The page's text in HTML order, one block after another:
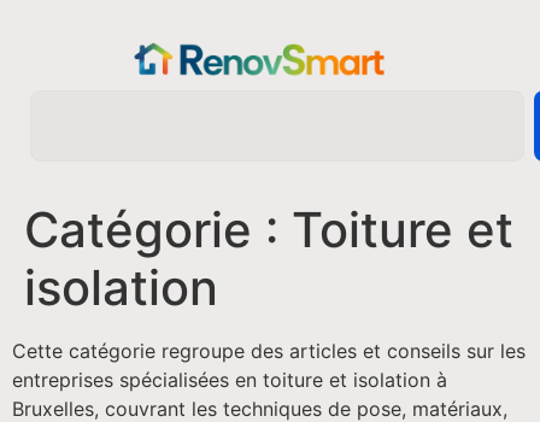
Catégorie : Toiture et
isolation
Cette catégorie regroupe des articles et conseils sur les
entreprises spécialisées en toiture et isolation à
Bruxelles, couvrant les techniques de pose, matériaux,